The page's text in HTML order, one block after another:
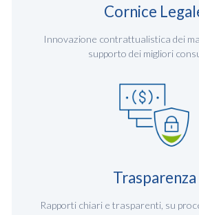
Cornice
Innovazione contrattualistica dei
supporto dei migliori
Trasparenza
Rapporti chiari e trasparenti, su